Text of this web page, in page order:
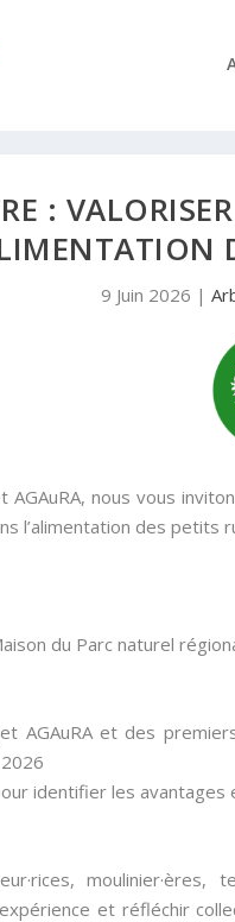
:
9 Juin 2026 |
AGAuRA, nous vous
l’alimentation des petits
du Parc naturel
AGAuRA et des
identifier les
et réfléchir